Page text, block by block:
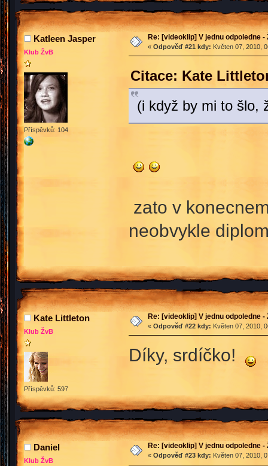
Katleen Jasper
Klub ŽvB
Příspěvků: 104
Re: [videoklip] V jednu odpoledne
« Odpověď #21 kdy: Květen 07, 2010,
Citace: Kate
(i když by mi to šlo,
zato v
neobvykle
Kate Littleton
Klub ŽvB
Příspěvků: 597
Re: [videoklip] V jednu odpoledne
« Odpověď #22 kdy: Květen 07, 2010,
Díky, srdíčko!
Daniel
Klub ŽvB
Re: [videoklip] V jednu odpoledne
« Odpověď #23 kdy: Květen 07, 2010,